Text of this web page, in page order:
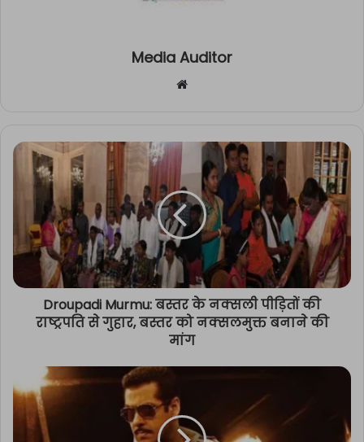
Media Auditor
Website
Droupadi Murmu: बस्तर के नक्सली पीड़ितों की
राष्ट्रपति से गुहार, बस्तर को नक्सलमुक्त बनाने की
मांग